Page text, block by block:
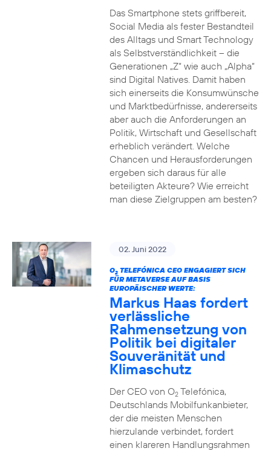
Das Smartphone stets griffbereit,
Social Media als fester Bestandteil
des Alltags und Smart Technology
als Selbstverständlichkeit – die
Generationen „Z“ wie auch „Alpha“
sind Digital Natives. Damit haben
sich einerseits die Konsumwünsche
und Marktbedürfnisse, andererseits
aber auch die Anforderungen an
Politik, Wirtschaft und Gesellschaft
erheblich verändert. Welche
Chancen und Herausforderungen
ergeben sich daraus für alle
beteiligten Akteure? Wie erreicht
man diese Zielgruppen am besten?
02. Juni 2022
O2TELEFÓNICA CEO ENGAGIERT SICH
FÜR METAVERSE AUF BASIS
EUROPÄISCHER WERTE:
Markus Haas fordert
verlässliche
Rahmensetzung von
Politik bei digitaler
Souveränität und
Klimaschutz
Der CEO von O2Telefónica,
Deutschlands Mobilfunkanbieter,
der die meisten Menschen
hierzulande verbindet, fordert
einen klareren Handlungsrahmen